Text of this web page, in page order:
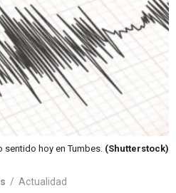
sentido hoy en Tumbes. (Shutterstock)
/ Actualidad